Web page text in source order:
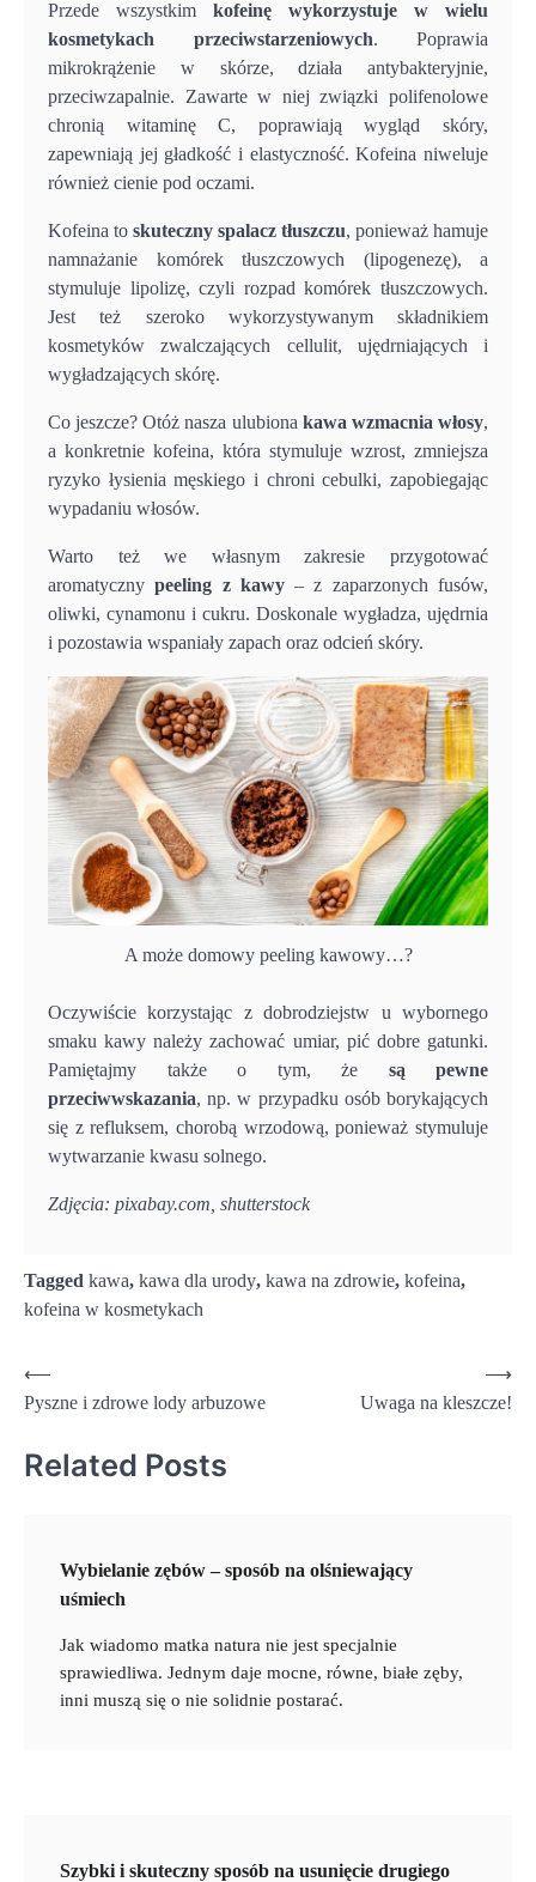
Przede wszystkim kofeinę wykorzystuje
w wielu
kosmetykach przeciwstarzeniowych. Poprawia
mikrokrążenie w skórze, działa antybakteryjnie,
przeciwzapalnie. Zawarte w niej związki polifenolowe
chronią witaminę C, poprawiają wygląd skóry,
zapewniają jej gładkość i elastyczność. Kofeina niweluje
również cienie pod oczami.
Kofeina to skuteczny spalacz tłuszczu, ponieważ hamuje
namnażanie komórek tłuszczowych (lipogenezę), a
stymuluje lipolizę, czyli rozpad komórek tłuszczowych.
Jest też szeroko wykorzystywanym składnikiem
kosmetyków zwalczających cellulit, ujędrniających i
wygładzających skórę.
Co jeszcze? Otóż nasza ulubiona kawa wzmacnia włosy,
a konkretnie kofeina, która stymuluje wzrost, zmniejsza
ryzyko łysienia męskiego i chroni cebulki, zapobiegając
wypadaniu włosów.
Warto też we własnym zakresie przygotować
aromatycznypeeling z kawy– z zaparzonych fusów,
oliwki, cynamonu i cukru. Doskonale wygładza, ujędrnia
i pozostawia wspaniały zapach oraz odcień skóry.
A może domowy peeling kawowy…?
Oczywiście korzystając z dobrodziejstw u wybornego
smaku kawy należy zachować umiar, pić dobre gatunki.
Pamiętajmy także o tym, że są pewne
przeciwwskazania, np. w przypadku osób borykających
się z refluksem, chorobą wrzodową, ponieważ stymuluje
wytwarzanie kwasu solnego.
Zdjęcia: pixabay.com, shutterstock
Tagged kawa, kawa dla urody, kawa na zdrowie, kofeina,
kofeina w kosmetykach
Nawigacja
wpisu
⟵
Pyszne i zdrowe lody arbuzowe
Uwaga na kleszcze!
⟶
Related Posts
Wybielanie zębów – sposób na olśniewający
uśmiech
Jak wiadomo matka natura nie jest specjalnie
sprawiedliwa. Jednym daje mocne, równe, białe zęby,
inni muszą się o nie solidnie postarać.
Szybki i skuteczny sposób na usunięcie drugiego